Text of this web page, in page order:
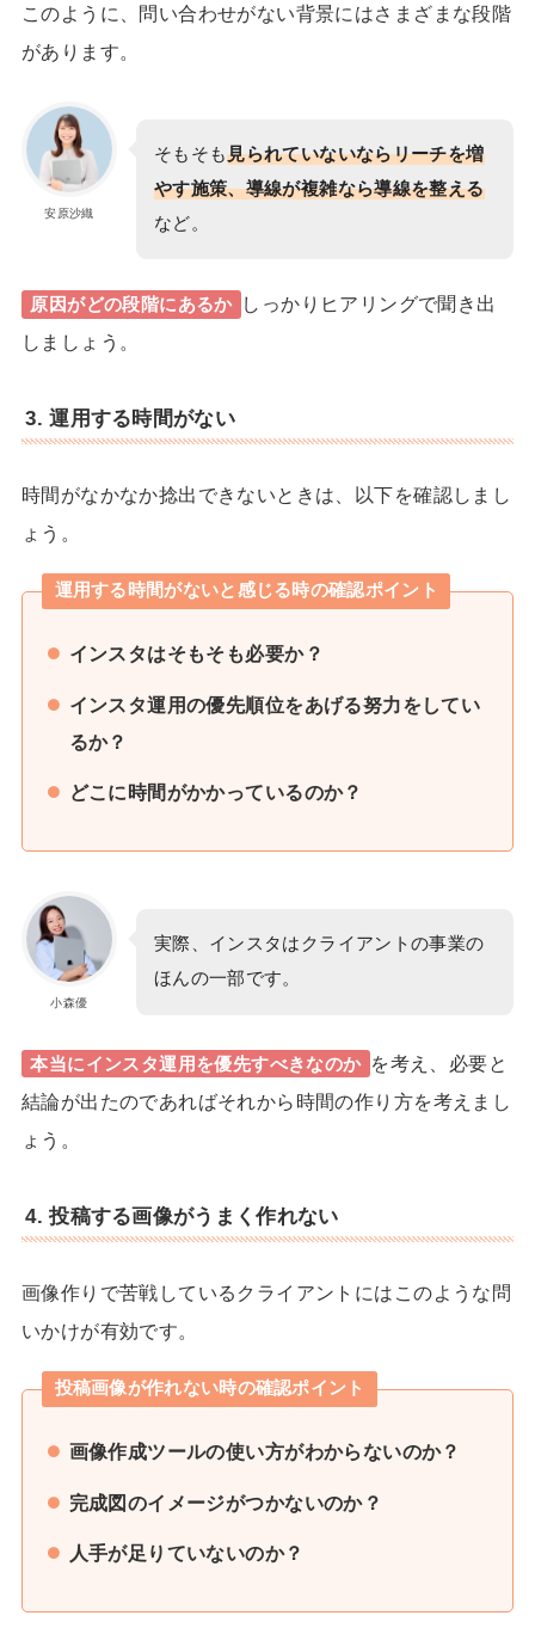
このように、問い合わせがない背景にはさまざまな段階
があります。
安原沙織
そもそも見られていないならリーチを増
やす施策、導線が複雑なら導線を整える
など。
原因がどの段階にあるか
しっかりヒアリングで聞き出
しましょう。
3. 運用する時間がない
時間がなかなか捻出できないときは、以下を確認しまし
ょう。
運用する時間がないと感じる時の確認ポイント
インスタはそもそも必要か？
インスタ運用の優先順位をあげる努力をしてい
るか？
どこに時間がかかっているのか？
小森優
実際、インスタはクライアントの事業の
ほんの一部です。
本当にインスタ運用を優先すべきなのか を考え、必要と
結論が出たのであればそれから時間の作り方を考えまし
ょう。
4. 投稿する画像がうまく作れない
画像作りで苦戦しているクライアントにはこのような問
いかけが有効です。
投稿画像が作れない時の確認ポイント
画像作成ツールの使い方がわからないのか？
完成図のイメージがつかないのか？
人手が足りていないのか？